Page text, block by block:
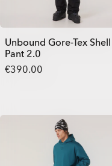
Unbound Gore-Tex Shell
Pant 2.0
€390.00